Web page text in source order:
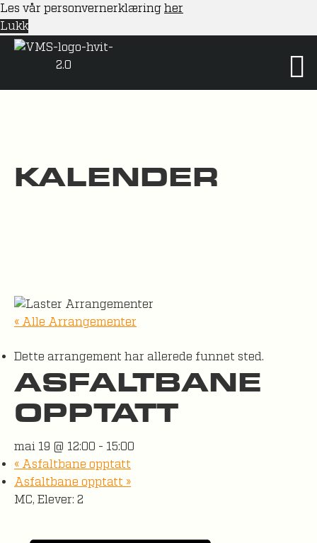
Les vår personvernerklæring her
Lukk
KALENDER
« Alle Arrangementer
Dette arrangement har allerede funnet sted.
ASFALTBANE
OPPTATT
mai 19 @ 12:00 - 15:00
« Asfaltbane opptatt
Asfaltbane opptatt »
MC, Elever: 2